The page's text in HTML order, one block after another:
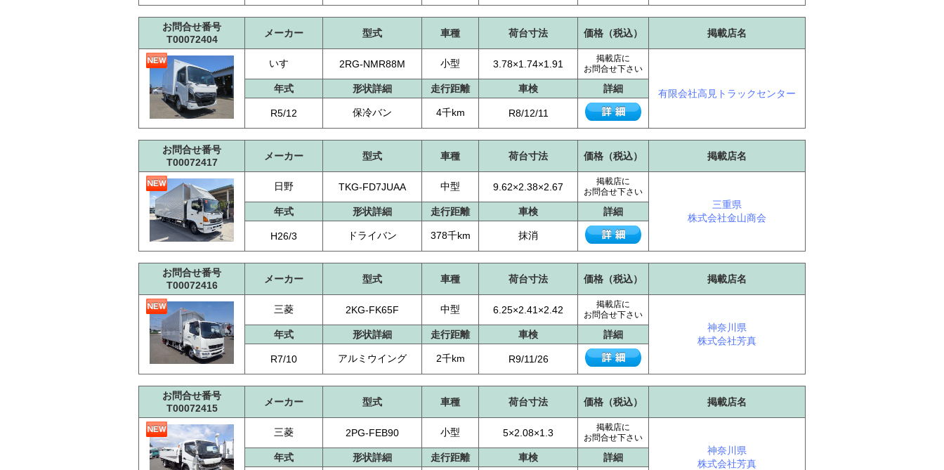
お問合せ番号
T00072404
メーカー 型式 車種 荷台寸法 価格（税込） 掲載店名
いすゞ 2RG-NMR88M 小型 3.78×1.74×1.91
掲載店に
お問合せ下さい
有限会社高見トラックセンター
年式 形状詳細 走行距離 車検 詳細
R5/12 保冷バン 4千km R8/12/11
お問合せ番号
T00072417
メーカー 型式 車種 荷台寸法 価格（税込） 掲載店名
日野 TKG-FD7JUAA 中型 9.62×2.38×2.67
掲載店に
お問合せ下さい
三重県
株式会社金山商会
年式 形状詳細 走行距離 車検 詳細
H26/3 ドライバン 378千km 抹消
お問合せ番号
T00072416
メーカー 型式 車種 荷台寸法 価格（税込） 掲載店名
三菱 2KG-FK65F 中型 6.25×2.41×2.42
掲載店に
お問合せ下さい
神奈川県
株式会社芳真
年式 形状詳細 走行距離 車検 詳細
R7/10 アルミウイング 2千km R9/11/26
お問合せ番号
T00072415
メーカー 型式 車種 荷台寸法 価格（税込） 掲載店名
三菱 2PG-FEB90 小型 5×2.08×1.3
掲載店に
お問合せ下さい
神奈川県
株式会社芳真
年式 形状詳細 走行距離 車検 詳細